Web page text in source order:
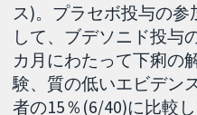
ス)。プラセボ投与の
して、ブデソニド投与
カ月にわたって下痢の
験、質の低いエビデン
者の15％(6/40)に比較